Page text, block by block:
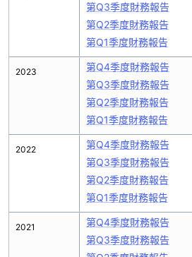
2023
2022
2021
第Q3季度財務報告
第Q2季度財務報告
第Q1季度財務報告
第Q4季度財務報告
第Q3季度財務報告
第Q2季度財務報告
第Q1季度財務報告
第Q4季度財務報告
第Q3季度財務報告
第Q2季度財務報告
第Q1季度財務報告
第Q4季度財務報告
第Q3季度財務報告